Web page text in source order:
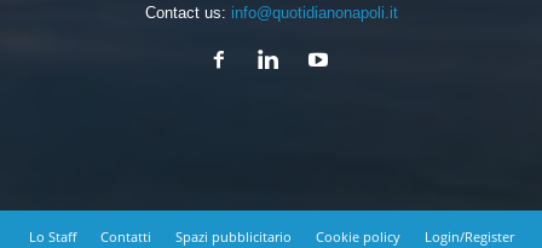
Contact us: info@quotidianonapoli.it
Lo Staff Contatti Spazi pubblicitario Cookie policy
Login/Register